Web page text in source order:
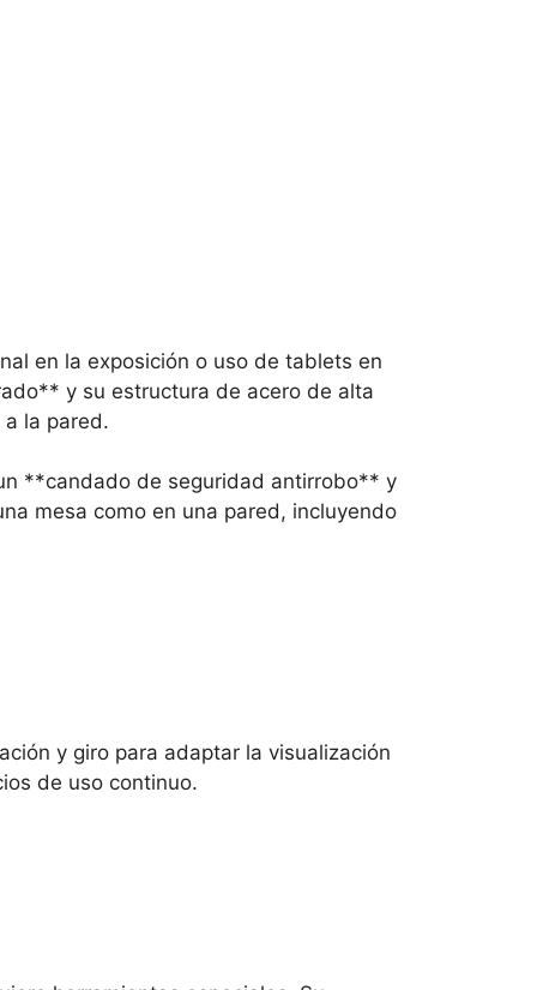
en la exposición o uso de tablets en
y su estructura de acero de alta
la pared.
**candado de seguridad antirrobo** y
mesa como en una pared, incluyendo
y giro para adaptar la visualización
de uso continuo.